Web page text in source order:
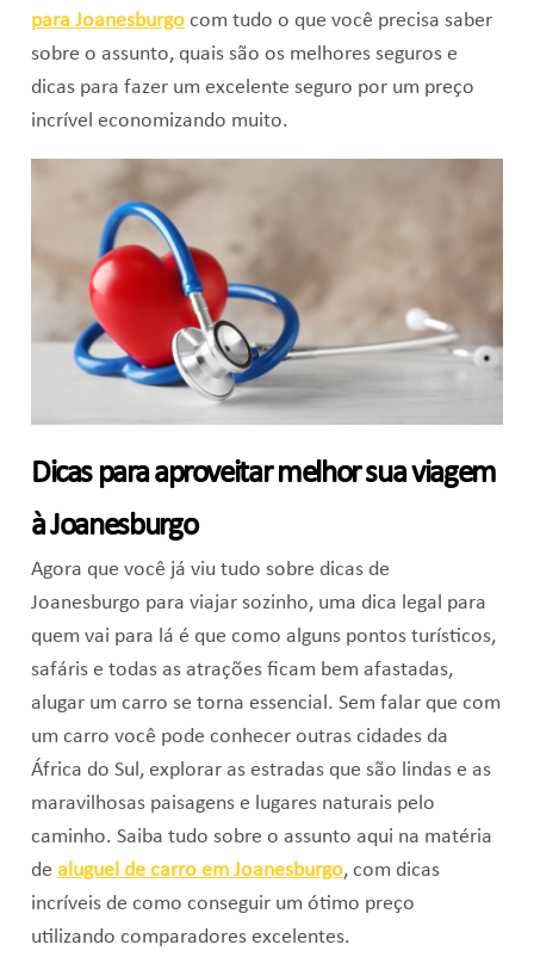
para Joanesburgocom tudo o que você precisa saber
sobre o assunto, quais são os melhores seguros e
dicas para fazer um excelente seguro por um preço
incrível economizando muito.
Dicas para aproveitar melhor sua viagem
à Joanesburgo
Agora que você já viu tudo sobre dicas de
Joanesburgo para viajar sozinho, uma dica legal para
quem vai para lá é que como alguns pontos turísticos,
safáris e todas as atrações ficam bem afastadas,
alugar um carro se torna essencial. Sem falar que com
um carro você pode conhecer outras cidades da
África do Sul, explorar as estradas que são lindas e as
maravilhosas paisagens e lugares naturais pelo
caminho. Saiba tudo sobre o assunto aqui na matéria
de aluguel de carro em Joanesburgo, com dicas
incríveis de como conseguir um ótimo preço
utilizando comparadores excelentes.